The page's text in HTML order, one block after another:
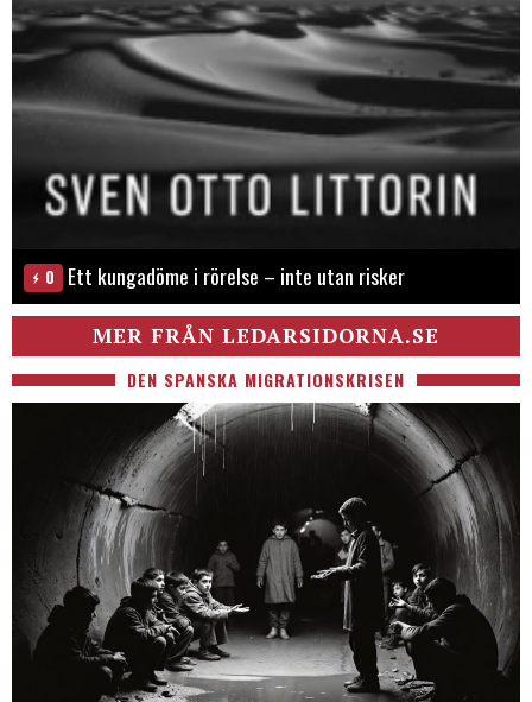
0 Ett kungadöme i rörelse – inte utan risker
MER FRÅN LEDARSIDORNA.SE
DEN SPANSKA MIGRATIONSKRISEN